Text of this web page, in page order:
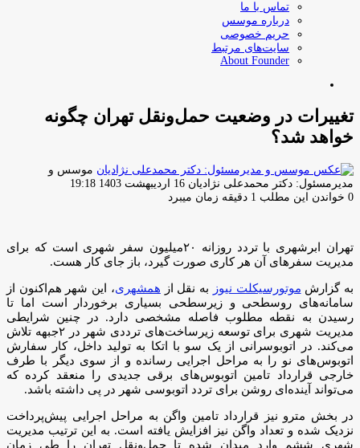
تماس با ما
درباره موسس
حریم خصوصی
سایت‌های مرتبط
About Founder
تغییرات در وضعیت حمل‌و‌نقل تهران چگونه
خواهد شد؟
موسس و
مدیرمسئول: دکتر محمدعلی نژادیان ارسال
ایمیل
16 اردیبهشت 1403 19:18
0 خواندن این مطلب 1 دقیقه زمان میبرد
تهران ابرشهری با تردد روزانه ۲۰میلیون سفر شهری است که برای
مدیریت سفرهای آن هر کاری صورت گیرد، باز جای کار هست.
به گزارش موتورسیکلت نیوز به نقل از همشهری، این شهر هم‌اکنون از
سامانه‌های روسطحی و زیرسطحی بسیاری برخوردار است اما تا
رسیدن به نقطه مطلوب فاصله مشخصی دارد. در چنین شرایطی
مدیریت شهری برای توسعه زیرساخت‌های ترددی شهر در ۲جبهه تلاش
می‌کند. در اتوبوسرانی از یک سو با اتکا به تولید داخل، کار سفارش
اتوبوس‌های نو را به مراحل اجرایی رسانده و از سوی دیگر با طرف
خارجی قرارداد تامین اتوبوس‌های برقی جدیدی را منعقد کرده که
می‌تواند آینده‌ای روشن برای تردد اتوبوسی شهر در پی داشته باشد.
در بخش مترو نیز قرارداد تامین واگن به مراحل اجرایی پیش‌پرداخت
نزدیک شده و تعداد واگن نیز افزایش یافته است. به این ترتیب مدیریت
شهری ششم وارد میدان شده تا حمل‌ونقل تهران را طی زمان